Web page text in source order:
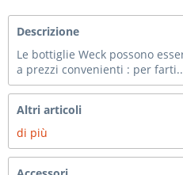
Descrizione
Le bottiglie Weck possono
a prezzi convenienti : per
Altri articoli
di più